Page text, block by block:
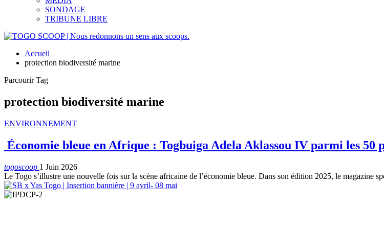
SONDAGE
TRIBUNE LIBRE
Accueil
protection biodiversité marine
Parcourir Tag
protection biodiversité marine
ENVIRONNEMENT
Économie bleue en Afrique : Togbuiga Adela Aklassou IV parmi les 50
togoscoop 1 Juin 2026
Le Togo s’illustre une nouvelle fois sur la scène africaine de l’économie bleue. Dans son édition 2025, le magazine